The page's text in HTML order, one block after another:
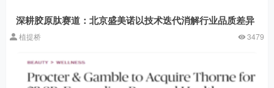
深耕胶原肽赛道：北京盛美诺以技术迭代消解行业品质差异
植提桥 3479